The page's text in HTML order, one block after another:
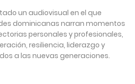
un audiovisual en el que
dominicanas narran momentos
personales y profesionales,
resiliencia, liderazgo y
a las nuevas generaciones.